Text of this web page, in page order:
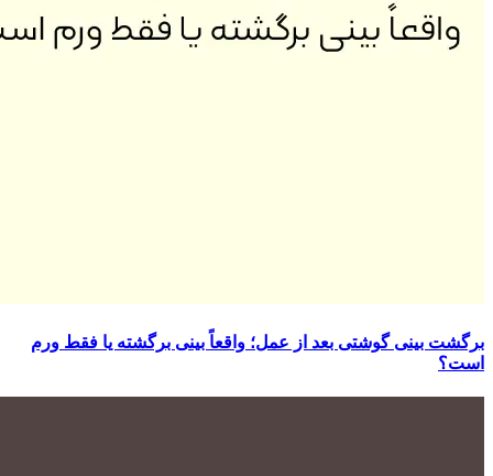
برگشت بینی گوشتی بعد از عمل؛ واقعاً بینی برگشته یا فقط ورم
است؟